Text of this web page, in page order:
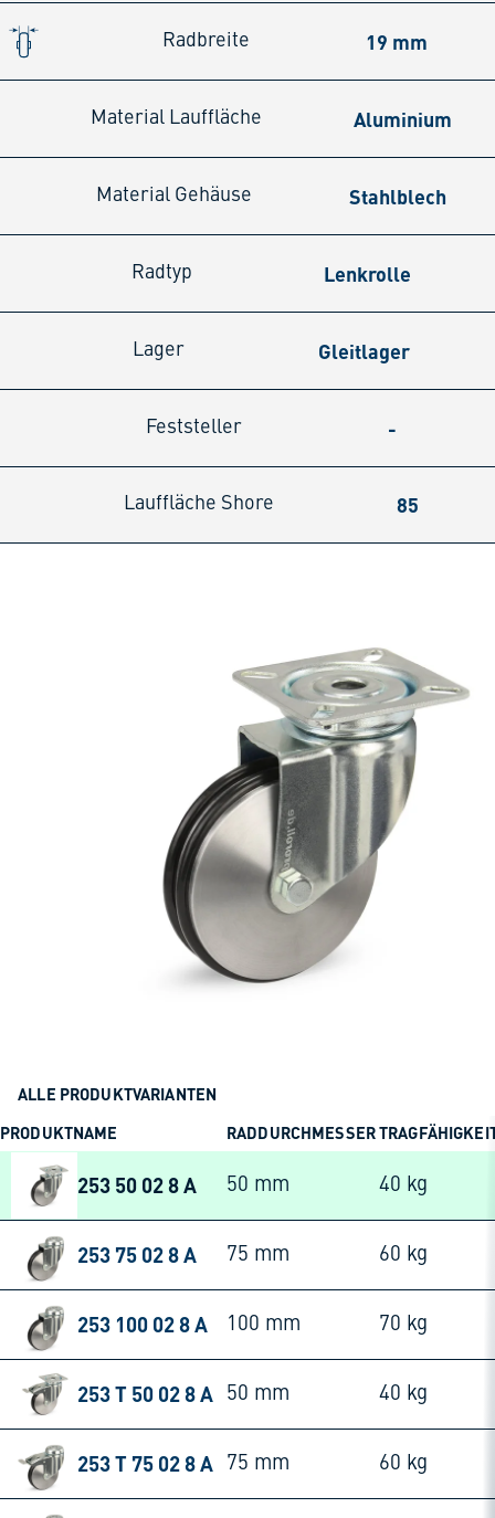
Radbreite 19 mm
Material Lauffläche Aluminium
Material Gehäuse Stahlblech
Radtyp Lenkrolle
Lager Gleitlager
Feststeller -
Lauffläche Shore 85
ALLE PRODUKTVARIANTEN
PRODUKTNAME
RADDURCHMESSER
253 50 02 8 A 50 mm 40 kg
253 75 02 8 A 75 mm 60 kg
253 100 02 8 A 100 mm 70 kg
253 T 50 02 8 A 50 mm 40 kg
253 T 75 02 8 A 75 mm 60 kg